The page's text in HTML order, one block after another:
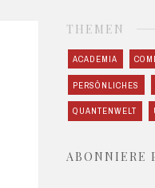
THEMEN
ACADEMIA
PERSÖNLICHES
QUANTENWELT
ABONNIERE